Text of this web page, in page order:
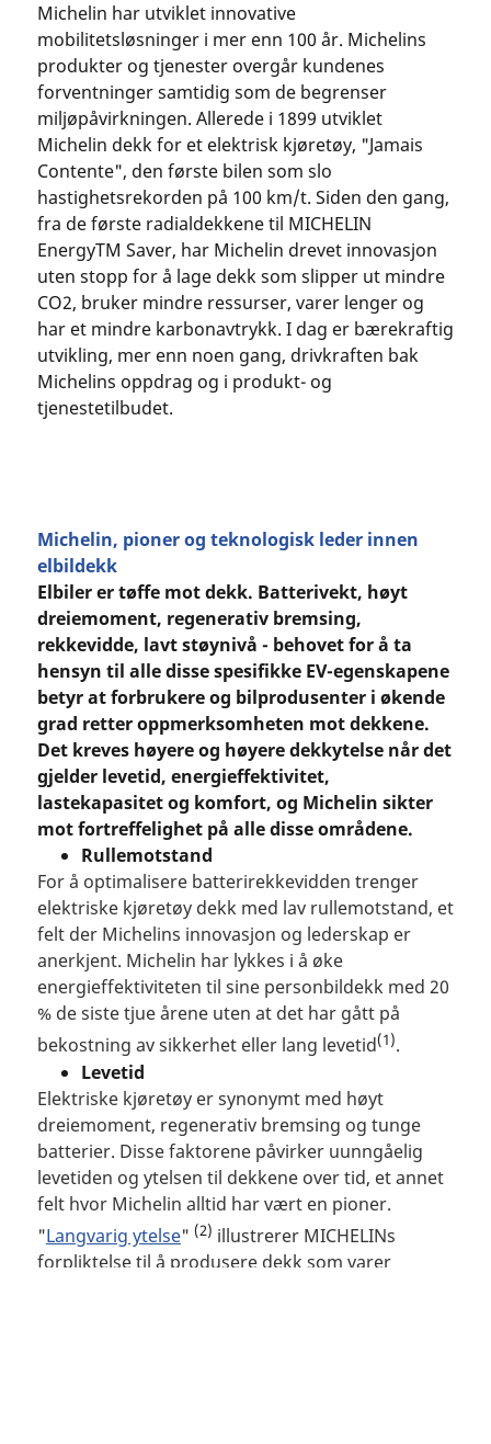
Michelin har utviklet innovative
mobilitetsløsninger i mer enn 100 år. Michelins
produkter og tjenester overgår kundenes
forventninger samtidig som de begrenser
miljøpåvirkningen. Allerede i 1899 utviklet
Michelin dekk for et elektrisk kjøretøy, "Jamais
Contente", den første bilen som slo
hastighetsrekorden på 100 km/t. Siden den gang,
fra de første radialdekkene til MICHELIN
EnergyTM Saver, har Michelin drevet innovasjon
uten stopp for å lage dekk som slipper ut mindre
CO2, bruker mindre ressurser, varer lenger og
har et mindre karbonavtrykk. I dag er bærekraftig
utvikling, mer enn noen gang, drivkraften bak
Michelins oppdrag og i produkt- og
tjenestetilbudet.
Michelin, pioner og teknologisk leder innen
elbildekk
Elbiler er tøffe mot dekk. Batterivekt, høyt
dreiemoment, regenerativ bremsing,
rekkevidde, lavt støynivå - behovet for å ta
hensyn til alle disse spesifikke EV-egenskapene
betyr at forbrukere og bilprodusenter i økende
grad retter oppmerksomheten mot dekkene.
Det kreves høyere og høyere dekkytelse når det
gjelder levetid, energieffektivitet,
lastekapasitet og komfort, og Michelin sikter
mot fortreffelighet på alle disse områdene.
Rullemotstand
For å optimalisere batterirekkevidden trenger
elektriske kjøretøy dekk med lav rullemotstand, et
felt der Michelins innovasjon og lederskap er
anerkjent. Michelin har lykkes i å øke
energieffektiviteten til sine personbildekk med 20
% de siste tjue årene uten at det har gått på
bekostning av sikkerhet eller lang levetid(1).
Levetid
Elektriske kjøretøy er synonymt med høyt
dreiemoment, regenerativ bremsing og tunge
batterier. Disse faktorene påvirker uunngåelig
levetiden og ytelsen til dekkene over tid, et annet
felt hvor Michelin alltid har vært en pioner.
"Langvarig ytelse" (2) illustrerer MICHELINs
forpliktelse til å produsere dekk som varer